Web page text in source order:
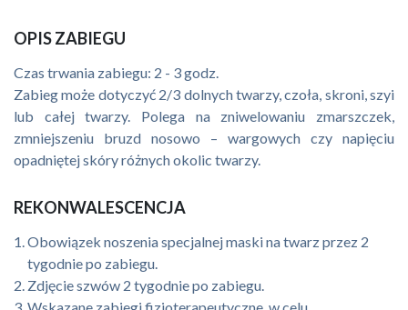
OPIS ZABIEGU
Czas trwania zabiegu: 2 - 3 godz.
Zabieg może dotyczyć 2/3 dolnych twarzy, czoła, skroni, szyi
lub całej twarzy. Polega na zniwelowaniu zmarszczek,
zmniejszeniu bruzd nosowo – wargowych czy napięciu
opadniętej skóry różnych okolic twarzy.
REKONWALESCENCJA
Obowiązek noszenia specjalnej maski na twarz przez 2
tygodnie po zabiegu.
Zdjęcie szwów 2 tygodnie po zabiegu.